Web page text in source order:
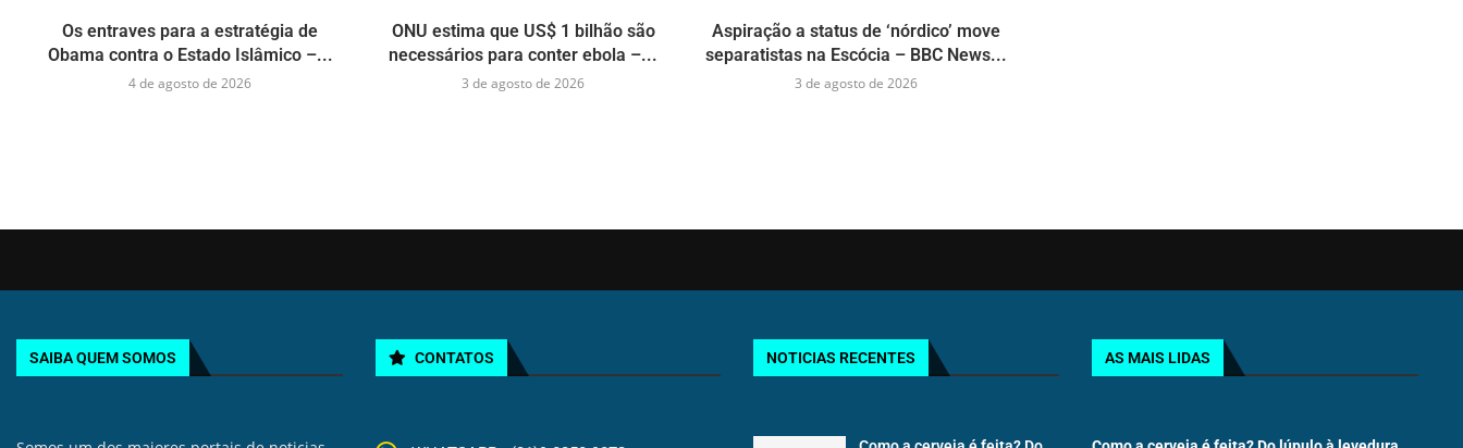
Os entraves para a estratégia de
Obama contra o Estado Islâmico –...
4 de agosto de 2026
ONU estima que US$ 1 bilhão são
necessários para conter ebola –...
3 de agosto de 2026
Aspiração a status de ‘nórdico’ move
separatistas na Escócia – BBC News...
3 de agosto de 2026
SAIBA QUEM SOMOS CONTATOS NOTICIAS RECENTES AS MAIS LIDAS